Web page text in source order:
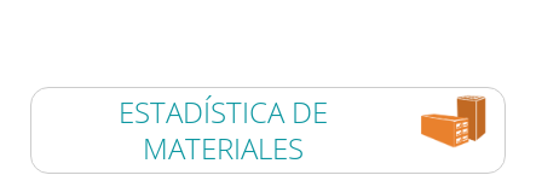
ESTADÍSTICA DE
MATERIALES